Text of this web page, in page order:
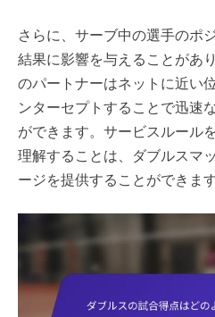
さらに、サーブ中の選手のポ
結果に影響を与えることがあ
のパートナーはネットに近い
ンターセプトすることで迅速
ができます。サービスルール
理解することは、ダブルスマ
ージを提供することができます